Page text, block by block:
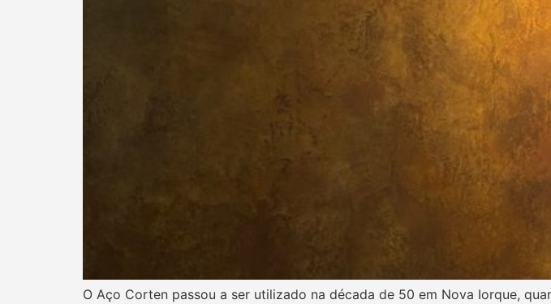
O Aço Corten passou a ser utilizado na década de 50 em Nova Iorque,